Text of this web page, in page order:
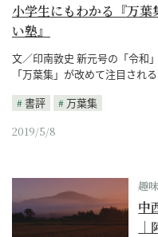
小学生にもわかる『万
い塾』
文／印南敦史 新元号の「令和
「万葉集」が改めて注目され
書評
万葉集
2019/5/8
趣
中